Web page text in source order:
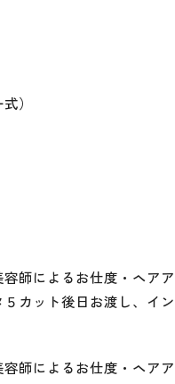
）
師によるお仕度・ヘア
カット後日お渡し、イ
師によるお仕度・ヘア